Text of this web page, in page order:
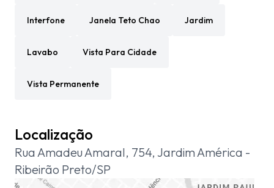
Interfone Janela Teto Chao Jardim
Lavabo Vista Para Cidade
Vista Permanente
Localização
Rua Amadeu Amaral, 754, Jardim América -
Ribeirão Preto/SP